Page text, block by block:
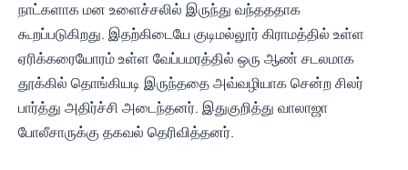
நாட்களாக மன உளைச்சலில் இருந்து வந்தததாக
கூறப்படுகிறது. இதற்கிடையே குடிமல்லூர் கிராமத்தில் உள்ள
ஏரிக்கரையோரம் உள்ள வேப்பமரத்தில் ஒரு ஆண் சடலமாக
தூக்கில் தொங்கியடி இருந்ததை அவ்வழியாக சென்ற சிலர்
பார்த்து அதிர்ச்சி அடைந்தனர். இதுகுறித்து வாலாஜா
போலீசாருக்கு தகவல் தெரிவித்தனர்.